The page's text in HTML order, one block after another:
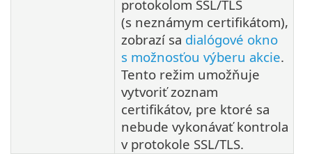
protokolom SSL/TLS
(s neznámym certifikátom),
zobrazí sa dialógové okno
s možnosťou výberu akcie.
Tento režim umožňuje
vytvoriť zoznam
certifikátov, pre ktoré sa
nebude vykonávať kontrola
v protokole SSL/TLS.